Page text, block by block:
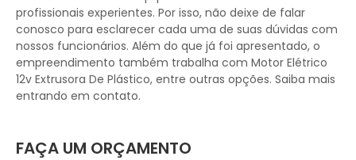
profissionais experientes. Por isso, não deixe de falar
conosco para esclarecer cada uma de suas dúvidas com
nossos funcionários. Além do que já foi apresentado, o
empreendimento também trabalha com Motor Elétrico
12v Extrusora De Plástico, entre outras opções. Saiba mais
entrando em contato.
FAÇA UM ORÇAMENTO